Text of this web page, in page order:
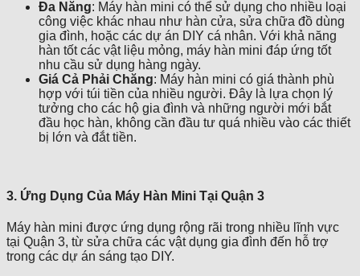
Đa Năng: Máy hàn mini có thể sử dụng cho nhiều loại
công việc khác nhau như hàn cửa, sửa chữa đồ dùng
gia đình, hoặc các dự án DIY cá nhân. Với khả năng
hàn tốt các vật liệu mỏng, máy hàn mini đáp ứng tốt
nhu cầu sử dụng hàng ngày.
Giá Cả Phải Chăng: Máy hàn mini có giá thành phù
hợp với túi tiền của nhiều người. Đây là lựa chọn lý
tưởng cho các hộ gia đình và những người mới bắt
đầu học hàn, không cần đầu tư quá nhiều vào các thiết
bị lớn và đắt tiền.
3. Ứng Dụng Của Máy Hàn Mini Tại Quận 3
Máy hàn mini được ứng dụng rộng rãi trong nhiều lĩnh vực
tại Quận 3, từ sửa chữa các vật dụng gia đình đến hỗ trợ
trong các dự án sáng tạo DIY.